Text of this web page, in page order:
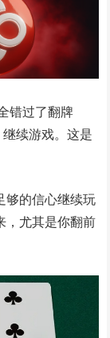
错过了翻牌
续游戏。这是
够的信心继续玩
，尤其是你翻前